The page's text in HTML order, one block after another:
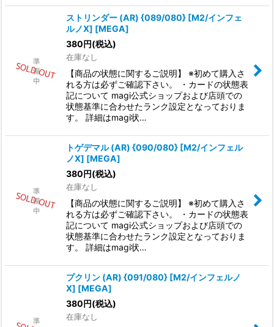
ストリンダー (AR) {089/080} [M2/インフェ
ルノX] [MEGA]
380円(税込)
在庫なし
【商品の状態に関するご説明】 ※初めて購入さ
れる方は必ずご確認下さい。 ・カードの状態表
記について magi公式ショップおよび店頭での
状態基準に合わせたランク設定となっておりま
す。 詳細はmagi状…
トゲデマル (AR) {090/080} [M2/インフェル
ノX] [MEGA]
380円(税込)
在庫なし
【商品の状態に関するご説明】 ※初めて購入さ
れる方は必ずご確認下さい。 ・カードの状態表
記について magi公式ショップおよび店頭での
状態基準に合わせたランク設定となっておりま
す。 詳細はmagi状…
プクリン (AR) {091/080} [M2/インフェルノ
X] [MEGA]
380円(税込)
在庫なし